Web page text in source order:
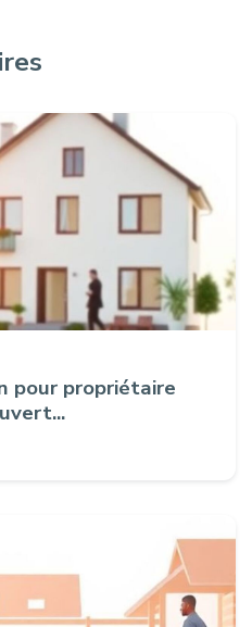
pour propriétaire